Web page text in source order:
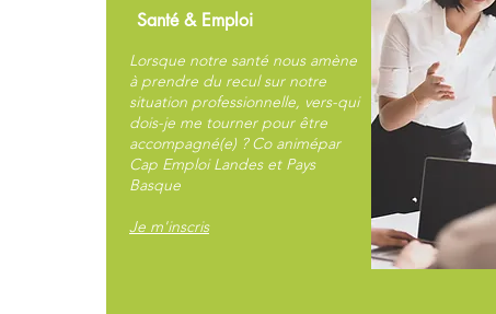
Santé & Emploi
Lorsque notre santé nous amène
à prendre du recul sur notre
situation professionnelle, vers-qui
dois-je me tourner pour être
accompagné(e) ? Co animépar
Cap Emploi Landes et Pays
Basque
Je m'inscris